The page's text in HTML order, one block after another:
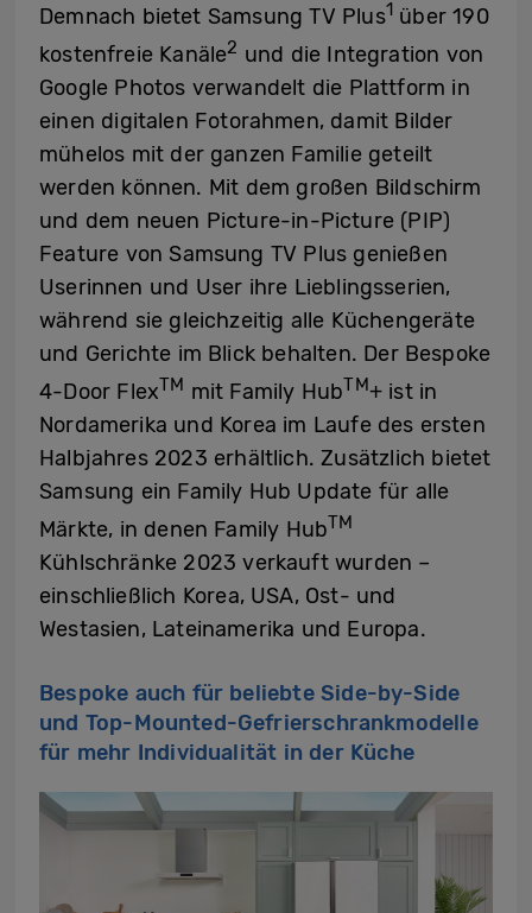
Demnach bietet Samsung TV Plus1über 190
kostenfreie Kanäle2 und die Integration von
Google Photos verwandelt die Plattform in
einen digitalen Fotorahmen, damit Bilder
mühelos mit der ganzen Familie geteilt
werden können. Mit dem großen Bildschirm
und dem neuen Picture-in-Picture (PIP)
Feature von Samsung TV Plus genießen
Userinnen und User ihre Lieblingsserien,
während sie gleichzeitig alle Küchengeräte
und Gerichte im Blick behalten. Der Bespoke
4-Door FlexTM mit Family HubTM+ ist in
Nordamerika und Korea im Laufe des ersten
Halbjahres 2023 erhältlich. Zusätzlich bietet
Samsung ein Family Hub Update für alle
Märkte, in denen Family HubTM
Kühlschränke 2023 verkauft wurden –
einschließlich Korea, USA, Ost- und
Westasien, Lateinamerika und Europa.
Bespoke auch für beliebte Side-by-Side
und Top-Mounted-Gefrierschrankmodelle
für mehr Individualität in der Küche